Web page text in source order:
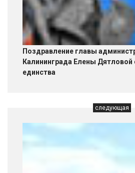
Поздравление главы
Калининграда Елены
единства
следующая